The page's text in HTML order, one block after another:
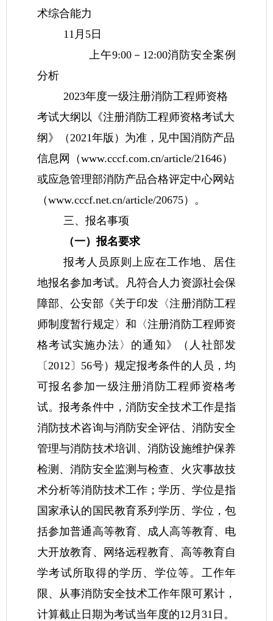
术综合能力
11月5日
上午9:00－12:00消防安全案例
分析
2023年度一级注册消防工程师资格
考试大纲以《注册消防工程师资格考试大
纲》（2021年版）为准，见中国消防产品
信息网（www.cccf.com.cn/article/21646）
或应急管理部消防产品合格评定中心网站
（www.cccf.net.cn/article/20675） 。
三、报名事项
（一）报名要求
报考人员原则上应在工作地、居住
地报名参加考试。凡符合人力资源社会保
障部、公安部《关于印发〈注册消防工程
师制度暂行规定〉和〈注册消防工程师资
格考试实施办法〉的通知》（人社部发
〔2012〕56号）规定报考条件的人员，均
可报名参加一级注册消防工程师资格考
试。报考条件中，消防安全技术工作是指
消防技术咨询与消防安全评估、消防安全
管理与消防技术培训、消防设施维护保养
检测、消防安全监测与检查、火灾事故技
术分析等消防技术工作；学历、学位是指
国家承认的国民教育系列学历、学位，包
括参加普通高等教育、成人高等教育、电
大开放教育、网络远程教育、高等教育自
学考试所取得的学历、学位等。工作年
限、从事消防安全技术工作年限可累计，
计算截止日期为考试当年度的12月31日。